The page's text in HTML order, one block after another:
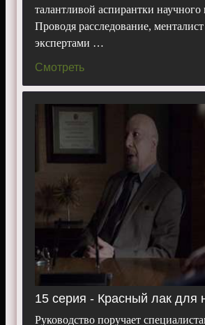
талантливой аспирантки научного
Проводя расследование,
экспертами …
Смотреть
15 серия - Красный лак для
Руководство поручает